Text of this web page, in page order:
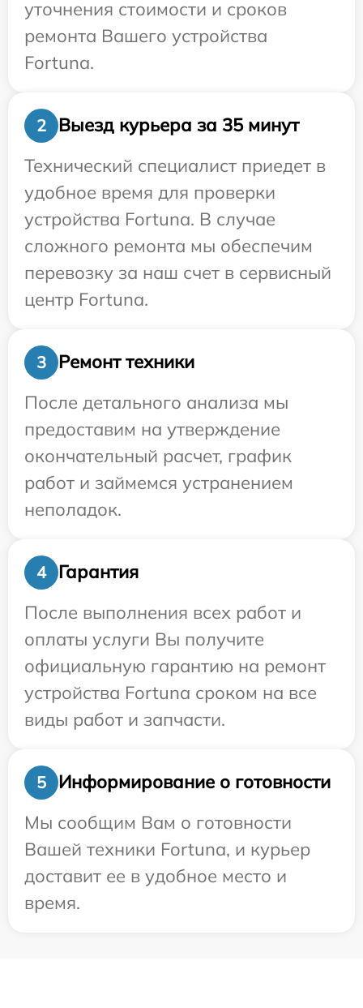
уточнения стоимости и сроков
ремонта Вашего устройства
Fortuna.
2
Выезд курьера за 35 минут
Технический специалист приедет в
удобное время для проверки
устройства Fortuna. В случае
сложного ремонта мы обеспечим
перевозку за наш счет в сервисный
центр Fortuna.
3
Ремонт техники
После детального анализа мы
предоставим на утверждение
окончательный расчет, график
работ и займемся устранением
неполадок.
4
Гарантия
После выполнения всех работ и
оплаты услуги Вы получите
официальную гарантию на ремонт
устройства Fortuna сроком на все
виды работ и запчасти.
5
Информирование о готовности
Мы сообщим Вам о готовности
Вашей техники Fortuna, и курьер
доставит ее в удобное место и
время.